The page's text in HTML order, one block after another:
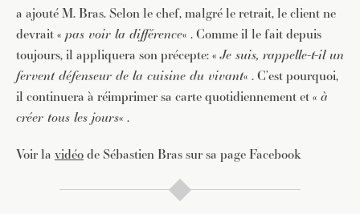
a ajouté M. Bras. Selon le chef, malgré le retrait, le client ne
devrait « pas voir la différence« . Comme il le fait depuis
toujours, il appliquera son précepte: «Je suis, rappelle-t-il un
fervent défenseur de la cuisine du vivant« . C’est pourquoi,
il continuera à réimprimer sa carte quotidiennement et « à
créer tous les jours« .
Voir la vidéode Sébastien Bras sur sa page Facebook